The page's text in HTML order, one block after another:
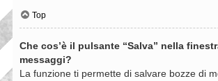
Top
Che cos’è il pulsante “Salva” nella
messaggi?
La funzione ti permette di salvare bozze di